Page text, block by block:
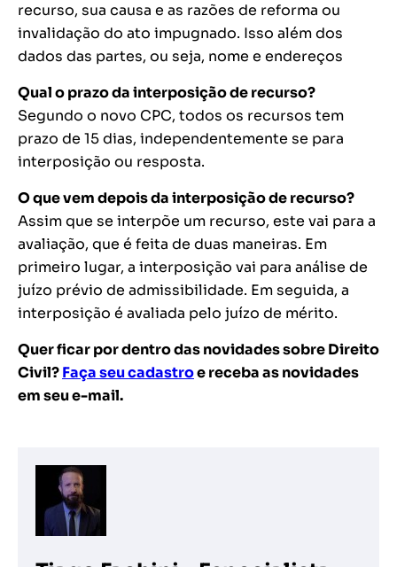
recurso, sua causa e as razões de reforma ou
invalidação do ato impugnado. Isso além dos
dados das partes, ou seja, nome e endereços
Qual o prazo da interposição de recurso?
Segundo o novo CPC, todos os recursos tem
prazo de 15 dias, independentemente se para
interposição ou resposta.
O que vem depois da interposição de recurso?
Assim que se interpõe um recurso, este vai para a
avaliação, que é feita de duas maneiras. Em
primeiro lugar, a interposição vai para análise de
juízo prévio de admissibilidade. Em seguida, a
interposição é avaliada pelo juízo de mérito.
Quer ficar por dentro das novidades sobre Direito
Civil?Faça seu cadastroe receba as novidades
em seu e-mail.